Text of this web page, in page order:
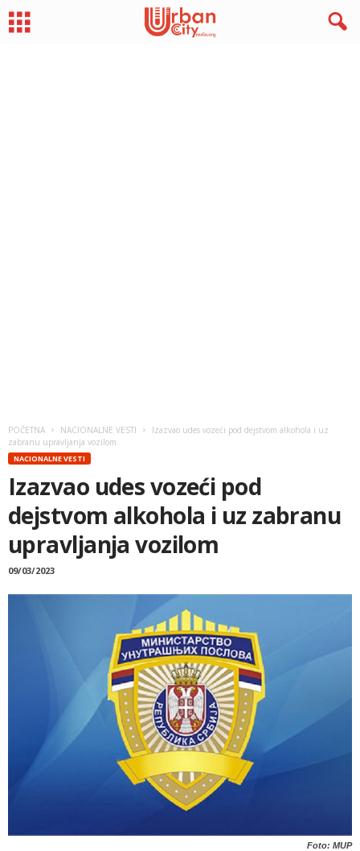
POČETNA NACIONALNE VESTI
Izazvao udes vozeći pod dejstvom alkohola i uz
zabranu upravljanja vozilom
NACIONALNE VESTI
Izazvao udes vozeći pod
dejstvom alkohola i uz zabranu
upravljanja vozilom
09/03/2023
Foto: MUP